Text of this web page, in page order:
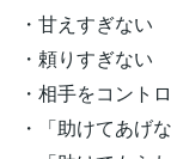
・甘えすぎない
・頼りすぎない
・相手をコント
・「助けてあげ